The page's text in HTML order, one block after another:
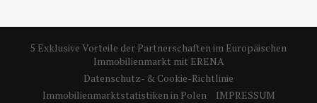
5 Exklusive Vorteile der Partnerschaften im Europäischen
Immobilienmarkt mit ERENA
Datenschutz- & Cookie-Richtlinie
Immobilienmarktstatistiken in Polen
IMPRESSUM